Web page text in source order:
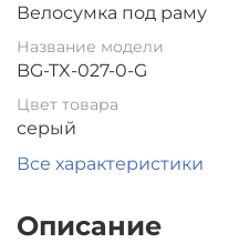
Велосумка под раму
Название модели
BG-TX-027-0-G
Цвет товара
серый
Все характеристики
Описание